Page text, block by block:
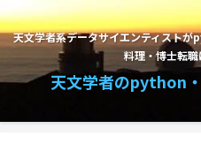
天文学者系データサイエンティスト
料理・博士転職
天文学者のpython